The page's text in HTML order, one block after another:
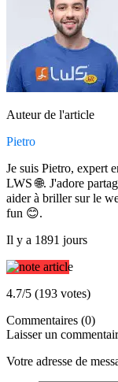
Auteur de l'article
Pietro
Je suis Pietro, expert
LWS 🌐. J'adore
aider à briller sur le
fun 😊.
Il y a 1891 jours
4.7/5 (193 votes)
Commentaires (0)
Laisser un
Votre adresse de